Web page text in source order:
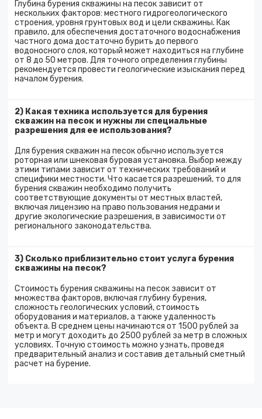
Глубина бурения скважины на песок зависит от
нескольких факторов: местного гидрогеологического
строения, уровня грунтовых вод и цели скважины. Как
правило, для обеспечения достаточного водоснабжения
частного дома достаточно бурить до первого
водоносного слоя, который может находиться на глубине
от 8 до 50 метров. Для точного определения глубины
рекомендуется провести геологические изыскания перед
началом бурения.
2) Какая техника используется для бурения
скважин на песок и нужны ли специальные
разрешения для ее использования?
Для бурения скважин на песок обычно используется
роторная или шнековая буровая установка. Выбор между
этими типами зависит от технических требований и
специфики местности. Что касается разрешений, то для
бурения скважин необходимо получить
соответствующие документы от местных властей,
включая лицензию на право пользования недрами и
другие экологические разрешения, в зависимости от
регионального законодательства.
3) Сколько приблизительно стоит услуга бурения
скважины на песок?
Стоимость бурения скважины на песок зависит от
множества факторов, включая глубину бурения,
сложность геологических условий, стоимость
оборудования и материалов, а также удаленность
объекта. В среднем цены начинаются от 1500 рублей за
метр и могут доходить до 2500 рублей за метр в сложных
условиях. Точную стоимость можно узнать, проведя
предварительный анализ и составив детальный сметный
расчет на бурение.